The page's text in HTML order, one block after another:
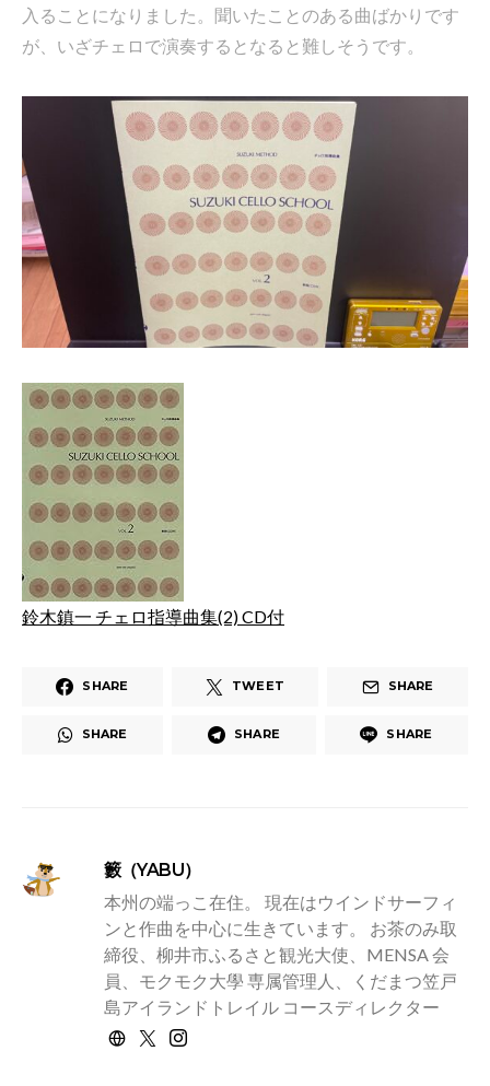
入ることになりました。聞いたことのある曲ばかりです
が、いざチェロで演奏するとなると難しそうです。
鈴木鎮一 チェロ指導曲集(2) CD付
SHARE TWEET SHARE
SHARE SHARE SHARE
籔（YABU）
本州の端っこ在住。 現在はウインドサーフィ
ンと作曲を中心に生きています。 お茶のみ取
締役、柳井市ふるさと観光大使、MENSA 会
員、モクモク大學 専属管理人、くだまつ笠戸
島アイランドトレイル コースディレクター